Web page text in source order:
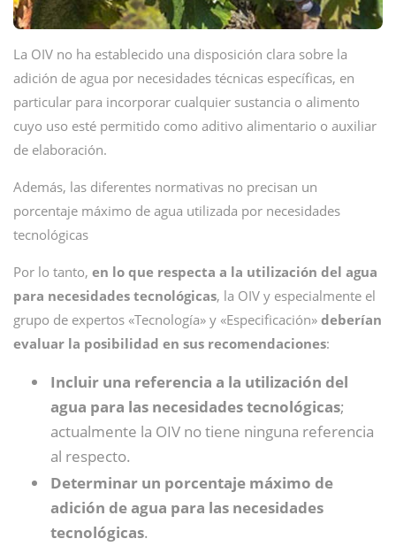
La OIV no ha establecido una disposición clara sobre la
adición de agua por necesidades técnicas específicas, en
particular para incorporar cualquier sustancia o alimento
cuyo uso esté permitido como aditivo alimentario o auxiliar
de elaboración.
Además, las diferentes normativas no precisan un
porcentaje máximo de agua utilizada por necesidades
tecnológicas
Por lo tanto, en lo que respecta a la utilización del agua
para necesidades tecnológicas, la OIV y especialmente el
grupo de expertos «Tecnología» y «Especificación» deberían
evaluar la posibilidad en sus recomendaciones:
Incluir una referencia a la utilización del
agua para las necesidades tecnológicas;
actualmente la OIV no tiene ninguna referencia
al respecto.
Determinar un porcentaje máximo de
adición de agua para las necesidades
tecnológicas.